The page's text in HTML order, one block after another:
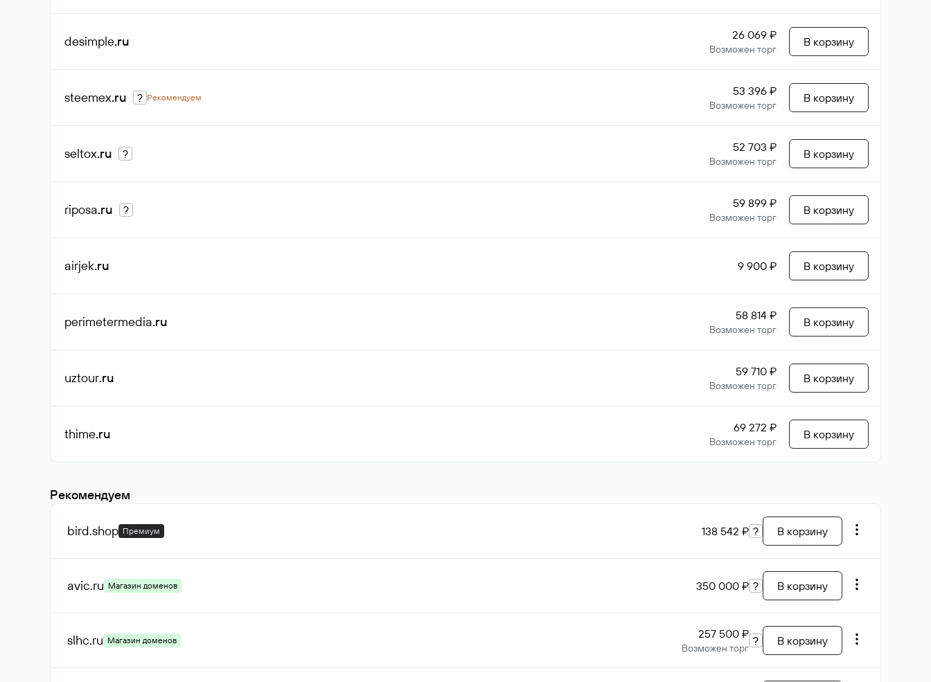
desimple.ru 26 069 ₽
Возможен торг
В корзину
steemex.ru ? Рекомендуем 53 396 ₽
Возможен торг
В корзину
seltox.ru ? 52 703 ₽
Возможен торг
В корзину
riposa.ru ? 59 899 ₽
Возможен торг
В корзину
airjek.ru 9 900 ₽ В корзину
perimetermedia.ru 58 814 ₽
Возможен торг
В корзину
uztour.ru 59 710 ₽
Возможен торг
В корзину
thime.ru 69 272 ₽
Возможен торг
В корзину
Рекомендуем
bird.shop Премиум 138 542 ₽ ? В корзину
avic.ru Магазин доменов 350 000 ₽ ? В корзину
slhc.ru Магазин доменов 257 500 ₽
Возможен торг
? В корзину